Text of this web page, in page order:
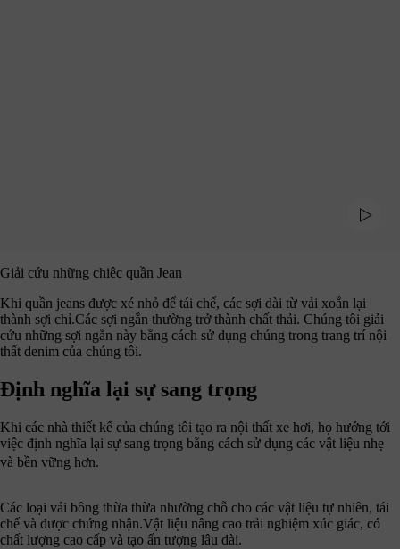
Giải cứu những chiêc quần Jean
Khi quần jeans được xé nhỏ để tái chế, các sợi dài từ vải xoắn lại
thành sợi chỉ.Các sợi ngắn thường trở thành chất thải. Chúng tôi giải
cứu những sợi ngắn này bằng cách sử dụng chúng trong trang trí nội
thất denim của chúng tôi.
Định nghĩa lại sự sang trọng
Khi các nhà thiết kế của chúng tôi tạo ra nội thất xe hơi, họ hướng tới
việc định nghĩa lại sự sang trọng bằng cách sử dụng các vật liệu nhẹ
và bền vững hơn.
Các loại vải bông thừa thừa nhường chỗ cho các vật liệu tự nhiên, tái
chế và được chứng nhận.Vật liệu nâng cao trải nghiệm xúc giác, có
chất lượng cao cấp và tạo ấn tượng lâu dài.